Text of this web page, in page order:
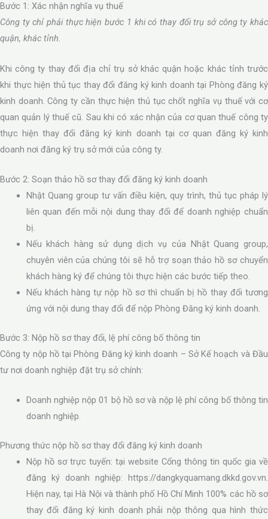
Bước 1: Xác nhận nghĩa vụ thuế
Công ty chỉ phải thực hiện bước 1 khi có thay đổi trụ sở công ty khác
quận, khác tỉnh.
Khi công ty thay đổi địa chỉ trụ sở khác quận hoặc khác tỉnh trước
khi thực hiện thủ tục thay đổi đăng ký kinh doanh tại Phòng đăng ký
kinh doanh. Công ty cần thực hiện thủ tục chốt nghĩa vụ thuế với cơ
quan quản lý thuế cũ. Sau khi có xác nhận của cơ quan thuế công ty
thực hiện thay đổi đăng ký kinh doanh tại cơ quan đăng ký kinh
doanh nơi đăng ký trụ sở mới của công ty.
Bước 2: Soạn thảo hồ sơ thay đổi đăng ký kinh doanh
Nhật Quang group tư vấn điều kiện, quy trình, thủ tục pháp lý
liên quan đến mỗi nội dung thay đổi để doanh nghiệp chuẩn
bị.
Nếu khách hàng sử dụng dịch vụ của Nhật Quang group,
chuyên viên của chúng tôi sẽ hỗ trợ soạn thảo hồ sơ chuyển
khách hàng ký để chúng tôi thực hiện các bước tiếp theo.
Nếu khách hàng tự nộp hồ sơ thì chuẩn bị hồ thay đổi tương
ứng với nội dung thay đổi để nộp Phòng Đăng ký kinh doanh.
Bước 3: Nộp hồ sơ thay đổi, lệ phí công bố thông tin
Công ty nộp hồ tại Phòng Đăng ký kinh doanh – Sở Kế hoạch và Đầu
tư nơi doanh nghiệp đặt trụ sở chính:
Doanh nghiệp nộp 01 bộ hồ sơ và nộp lệ phí công bố thông tin
doanh nghiệp.
Phương thức nộp hồ sơ thay đổi đăng ký kinh doanh
Nộp hồ sơ trực tuyến: tại website Cổng thông tin quốc gia về
đăng ký doanh nghiệp: https://dangkyquamang.dkkd.gov.vn.
Hiện nay, tại Hà Nội và thành phố Hồ Chí Minh 100% các hồ sơ
thay đổi đăng ký kinh doanh phải nộp thông qua hình thức